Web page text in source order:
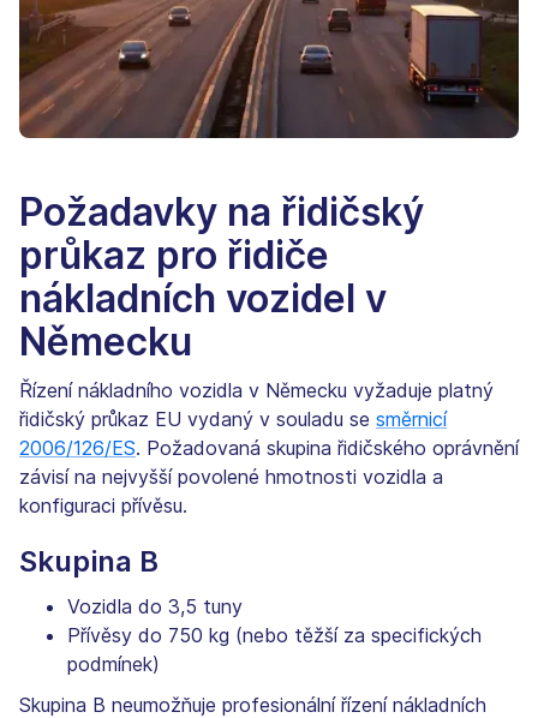
Požadavky na řidičský
průkaz pro řidiče
nákladních vozidel v
Německu
Řízení nákladního vozidla v Německu vyžaduje platný
řidičský průkaz EU vydaný v souladu se směrnicí
2006/126/ES. Požadovaná skupina řidičského oprávnění
závisí na nejvyšší povolené hmotnosti vozidla a
konfiguraci přívěsu.
Skupina B
Vozidla do 3,5 tuny
Přívěsy do 750 kg (nebo těžší za specifických
podmínek)
Skupina B neumožňuje profesionální řízení nákladních